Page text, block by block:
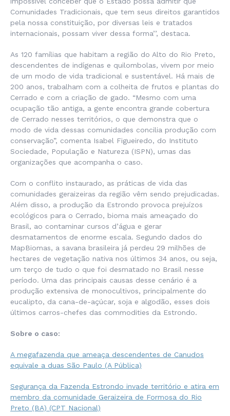
Comunidades Tradicionais, que tem seus direitos garantidos
pela nossa constituição, por diversas leis e tratados
internacionais, possam viver dessa forma’’, destaca.
As 120 famílias que habitam a região do Alto do Rio Preto,
descendentes de indígenas e quilombolas, vivem por meio
de um modo de vida tradicional e sustentável. Há mais de
200 anos, trabalham com a colheita de frutos e plantas do
Cerrado e com a criação de gado. “Mesmo com uma
ocupação tão antiga, a gente encontra grande cobertura
de Cerrado nesses territórios, o que demonstra que o
modo de vida dessas comunidades concilia produção com
conservação”, comenta Isabel Figueiredo, do Instituto
Sociedade, População e Natureza (ISPN), umas das
organizações que acompanha o caso.
Com o conflito instaurado, as práticas de vida das
comunidades geraizeiras da região vêm sendo prejudicadas.
Além disso, a produção da Estrondo provoca prejuízos
ecológicos para o Cerrado, bioma mais ameaçado do
Brasil, ao contaminar cursos d’água e gerar
desmatamentos de enorme escala. Segundo dados do
MapBiomas, a savana brasileira já perdeu 29 milhões de
hectares de vegetação nativa nos últimos 34 anos, ou seja,
um terço de tudo o que foi desmatado no Brasil nesse
período. Uma das principais causas desse cenário é a
produção extensiva de monocultivos, principalmente do
eucalipto, da cana-de-açúcar, soja e algodão, esses dois
últimos carros-chefes das commodities da Estrondo.
Sobre o caso:
A megafazenda que ameaça descendentes de Canudos
equivale a duas São Paulo (A Pública)
Segurança da Fazenda Estrondo invade território e atira em
membro da comunidade Geraizeira de Formosa do Rio
Preto (BA) (CPT Nacional)